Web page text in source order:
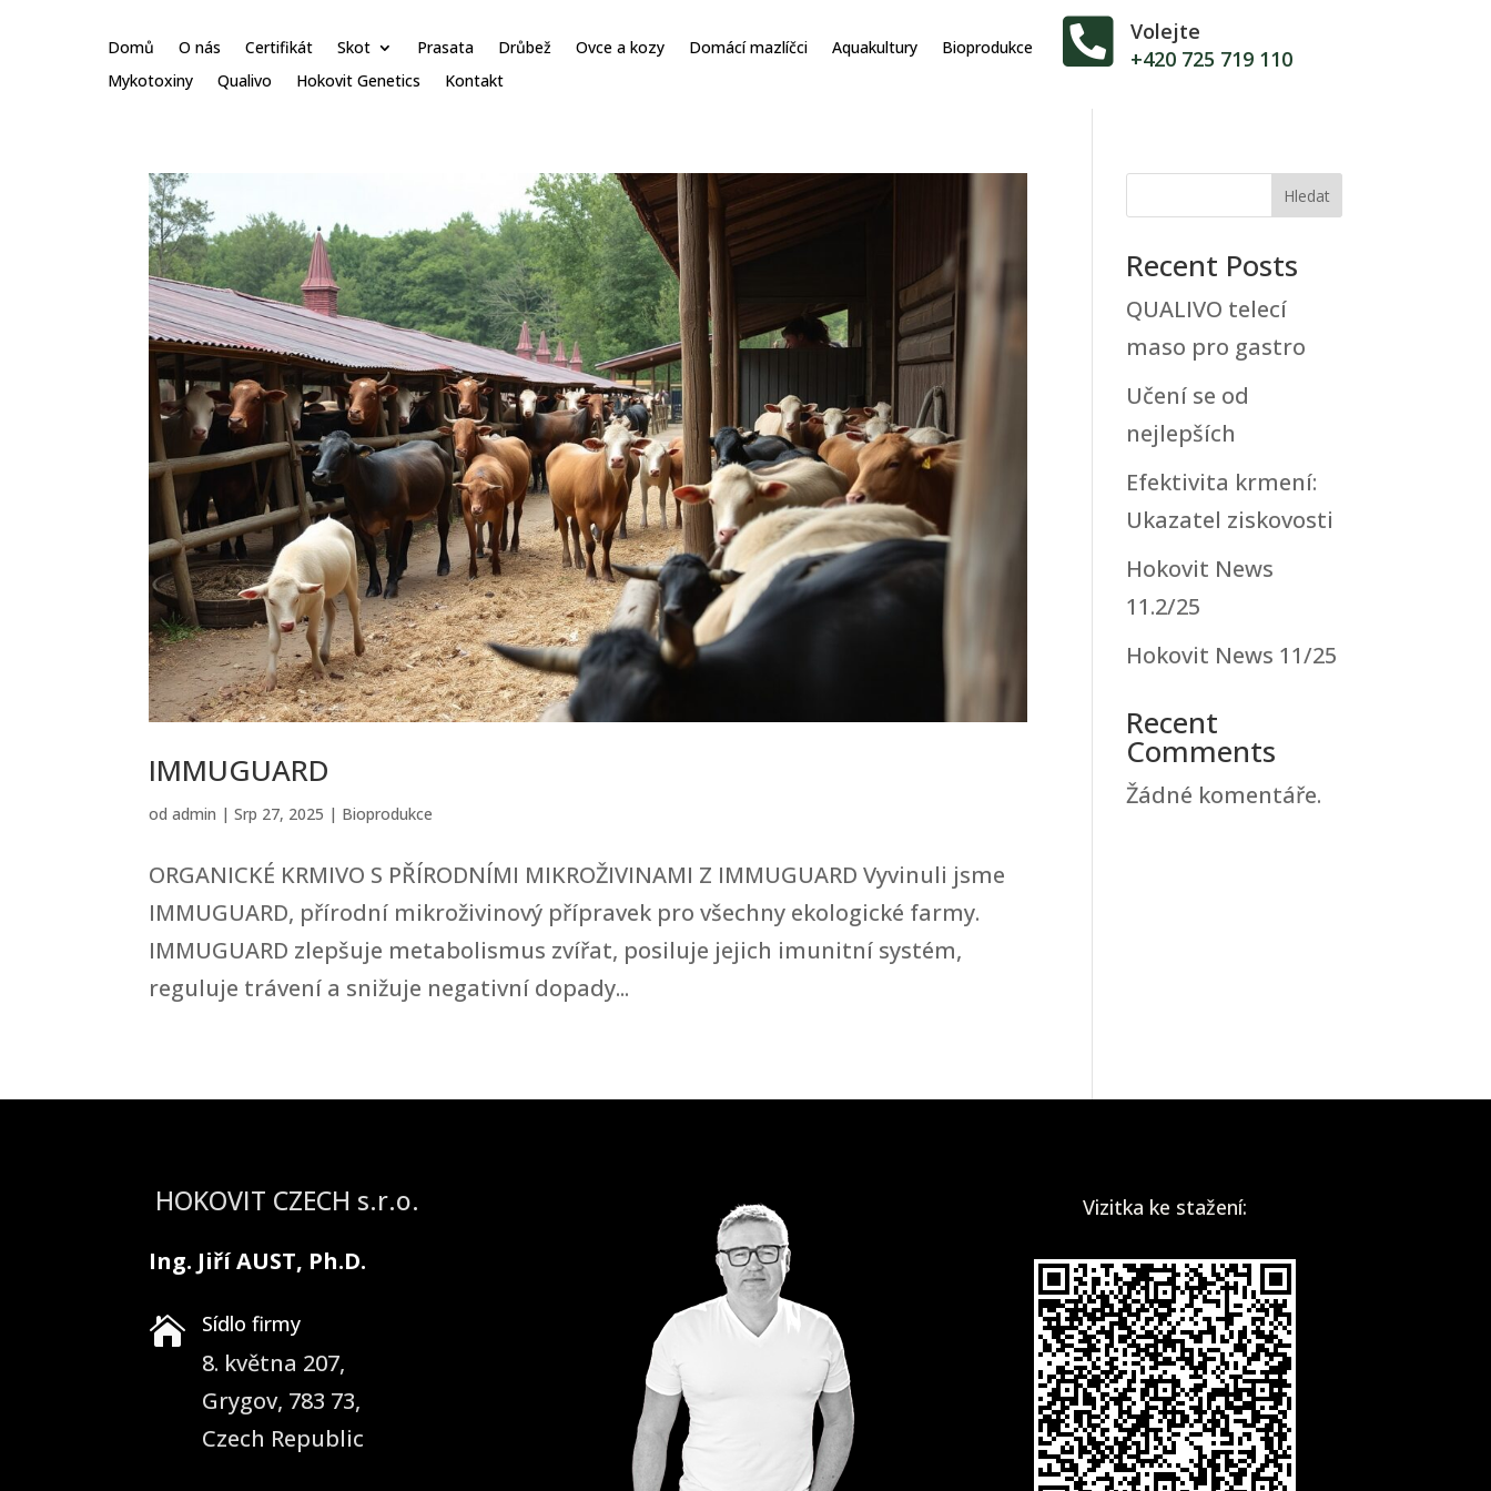
Domů O nás Certifikát Skot Prasata Drůbež Ovce a kozy Domácí mazlíčci Aquakultury
Bioprodukce
Mykotoxiny
Qualivo Hokovit Genetics Kontakt

Volejte
+420 725 719 110
IMMUGUARD
odadmin |Srp 27, 2025 | Bioprodukce
ORGANICKÉ KRMIVO S PŘÍRODNÍMI MIKROŽIVINAMI Z IMMUGUARD Vyvinuli jsme
IMMUGUARD, přírodní mikroživinový přípravek pro všechny ekologické farmy.
IMMUGUARD zlepšuje metabolismus zvířat, posiluje jejich imunitní systém,
reguluje trávení a snižuje negativní dopady...
Hledat
Recent Posts
QUALIVO telecí
maso pro gastro
Učení se od
nejlepších
Efektivita krmení:
Ukazatel ziskovosti
Hokovit News
11.2/25
Hokovit News 11/25
Recent
Comments
Žádné komentáře.
HOKOVIT CZECH s.r.o.
Ing. Jiří AUST, Ph.D.
 Sídlo firmy
8. května 207,
Grygov, 783 73,
Czech Republic
Vizitka ke stažení: